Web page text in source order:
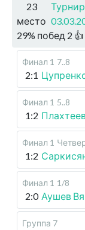
23
место
29% побед 2
Финал 1 7..8
2:1
Финал 1 5..8
1:2
Финал 1
1:2
Финал 1 1/8
2:0 Аушев
Группа 7